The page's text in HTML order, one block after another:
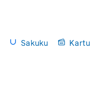
Sakuku
Kartu